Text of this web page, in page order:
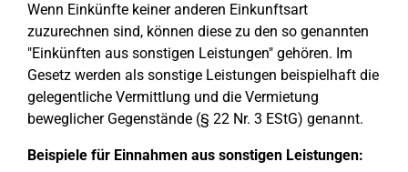
Wenn Einkünfte keiner anderen Einkunftsart
zuzurechnen sind, können diese zu den so genannten
"Einkünften aus sonstigen Leistungen" gehören. Im
Gesetz werden als sonstige Leistungen beispielhaft die
gelegentliche Vermittlung und die Vermietung
beweglicher Gegenstände (§ 22 Nr. 3 EStG) genannt.
Beispiele für Einnahmen aus sonstigen Leistungen: